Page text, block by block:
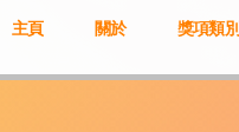
主頁 關於 獎項類別